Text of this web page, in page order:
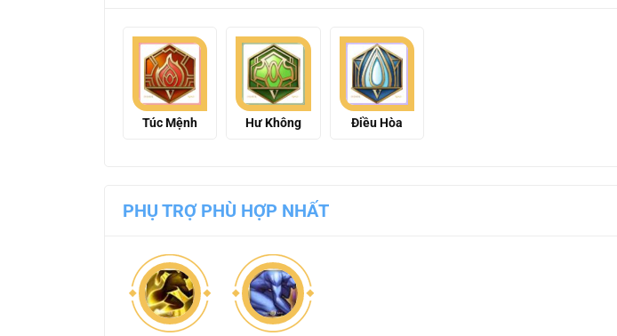
Túc Mệnh Hư Không Điều Hòa
PHỤ TRỢ PHÙ HỢP NHẤT